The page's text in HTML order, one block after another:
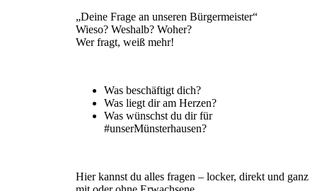
„Deine Frage an unseren Bürgermeister“
Wieso? Weshalb? Woher?
Wer fragt, weiß mehr!
Was beschäftigt dich?
Was liegt dir am Herzen?
Was wünschst du dir für
#unserMünsterhausen?
Hier kannst du alles fragen – locker, direkt und ganz